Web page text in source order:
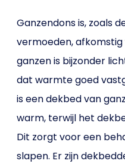
Ganzendons is, zoals
vermoeden, afkomstig
ganzen is bijzonder
dat warmte goed
is een dekbed van
warm, terwijl het
Dit zorgt voor een
slapen. Er zijn